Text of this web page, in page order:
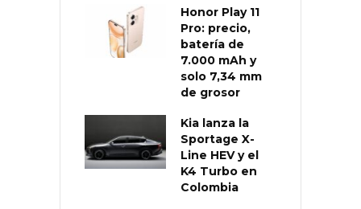
Honor Play 11
Pro: precio,
batería de
7.000 mAh y
solo 7,34 mm
de grosor
Kia lanza la
Sportage X-
Line HEV y el
K4 Turbo en
Colombia